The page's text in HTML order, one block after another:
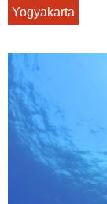
Yogyakarta